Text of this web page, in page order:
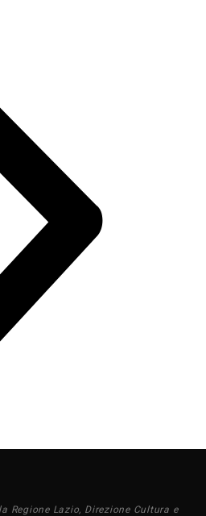
Regione Lazio, Direzione Cultura e